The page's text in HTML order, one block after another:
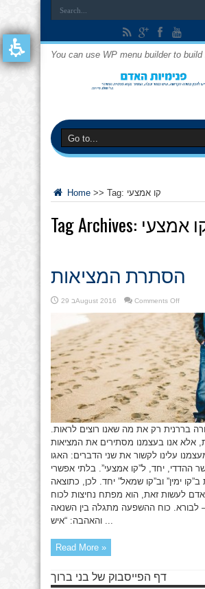
You can use WP menu builder to build
Home >> Tag: קו אמצעי
Tag Archives: אמצעי
הסתרת המציאות
29 בAugust 2016 Comments Offon
המציאות
בררנית רק את מה שאנו רוצים לראות.
אלא אנו בעצמנו מסתירים את המציאות
עלינו לקשור את שני הדברים: האגו
ההדדי, יחד, ל”קו אמצעי”. בלתי אפשרי
ב”קו ימין” וב”קו שמאל” יחד. לכן, כתוצאה
לעשות זאת, הוא מפתח נחיצות לכוח
לבורא. כוח ההשפעה מתגלה בין השנאה
והאהבה: “איש ...
Read More »
דף הפייסבוק של בני ברוך